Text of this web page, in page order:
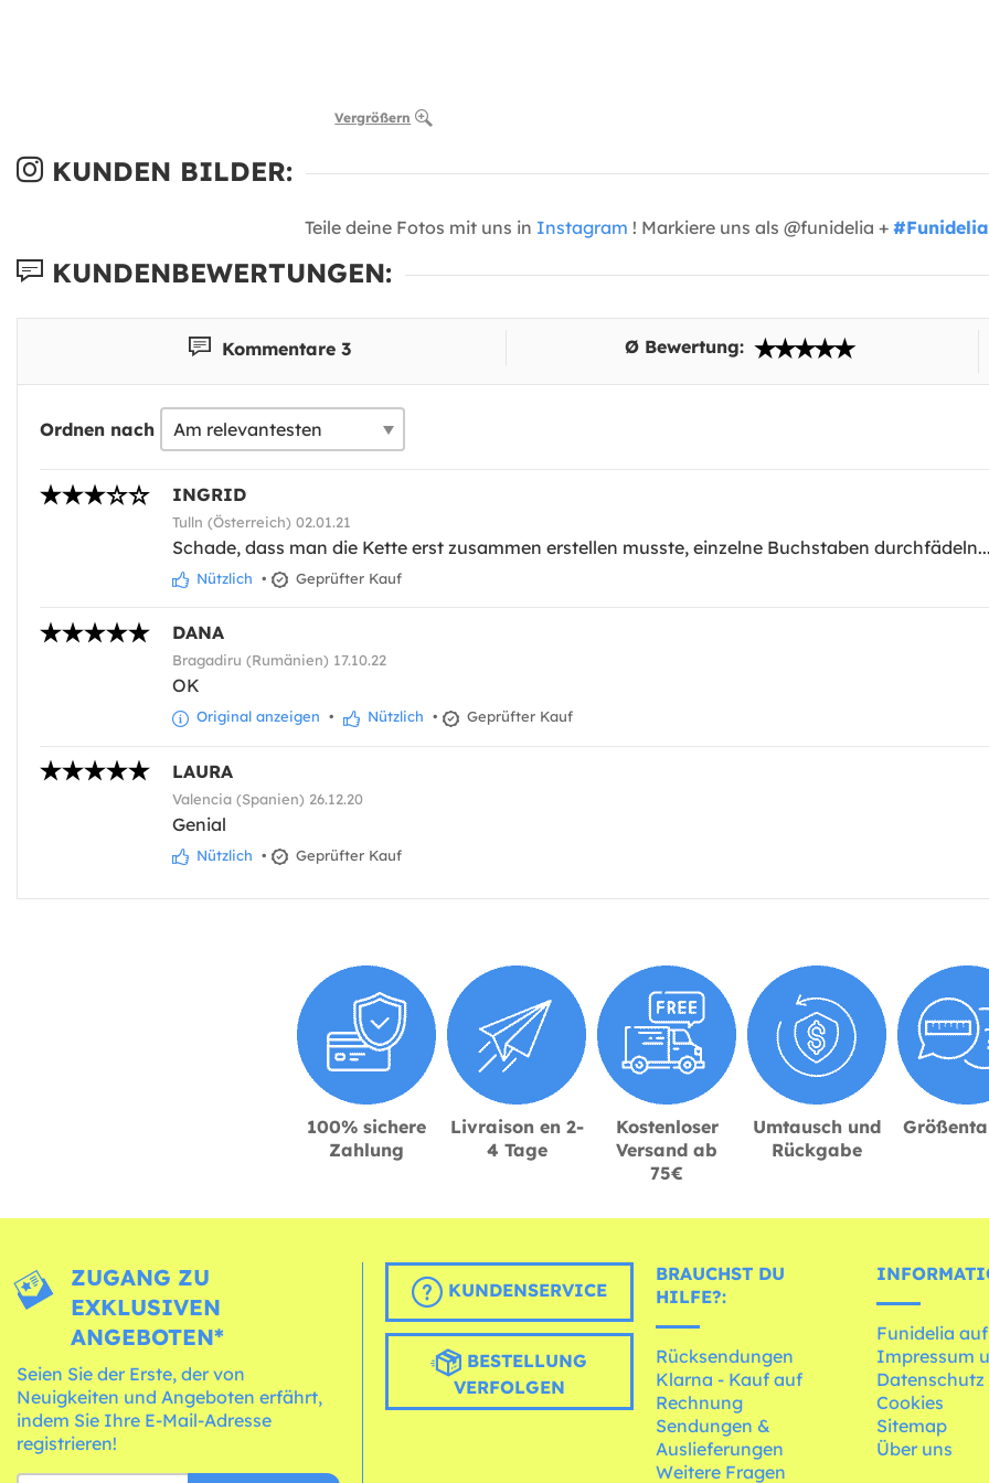
Vergrößern
KUNDEN BILDER:
Teile deine Fotos mit uns in Instagram ! Markiere uns als @funidelia + #Funidelia
KUNDENBEWERTUNGEN:
Kommentare 3 Ø Bewertung:
Ordnen nach
INGRID
Tulln (Österreich) 02.01.21
Schade, dass man die Kette erst zusammen erstellen musste, einzelne Buchstaben
Nützlich • Geprüfter Kauf
DANA
Bragadiru (Rumänien) 17.10.22
OK
Original anzeigen • Nützlich • Geprüfter Kauf
LAURA
Valencia (Spanien) 26.12.20
Genial
Nützlich • Geprüfter Kauf
100% sichere
Zahlung
Livraison en 2-
4 Tage
Kostenloser
Versand ab
75€
Umtausch und
Rückgabe
ZUGANG ZU
EXKLUSIVEN
ANGEBOTEN*
Seien Sie der Erste, der von
Neuigkeiten und Angeboten erfährt,
indem Sie Ihre E-Mail-Adresse
registrieren!
KUNDENSERVICE
BESTELLUNG
VERFOLGEN
BRAUCHST DU
HILFE?:
Rücksendungen
Klarna - Kauf auf
Rechnung
Sendungen &
Auslieferungen
Weitere Fragen
Funidelia
Impressum
Datenschutz
Cookies
Sitemap
Über uns